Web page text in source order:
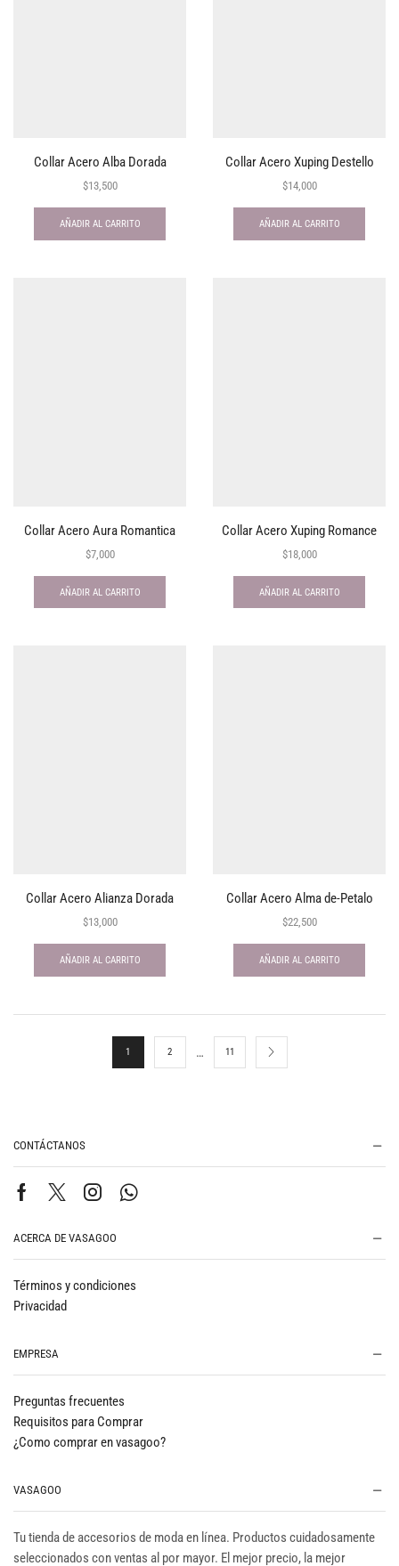
Collar Acero Alba Dorada
$13,500
AÑADIR AL CARRITO
Collar Acero Xuping Destello
$14,000
AÑADIR AL CARRITO
Collar Acero Aura Romantica
$7,000
AÑADIR AL CARRITO
Collar Acero Xuping Romance
$18,000
AÑADIR AL CARRITO
Collar Acero Alianza Dorada
$13,000
AÑADIR AL CARRITO
Collar Acero Alma de-Petalo
$22,500
AÑADIR AL CARRITO
1 2 … 11
CONTÁCTANOS
ACERCA DE VASAGOO
Términos y condiciones
Privacidad
EMPRESA
Preguntas frecuentes
Requisitos para Comprar
¿Como comprar en vasagoo?
VASAGOO
Tu tienda de accesorios de moda en línea. Productos cuidadosamente
seleccionados con ventas al por mayor. El mejor precio, la mejor